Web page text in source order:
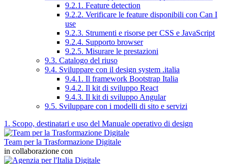
9.2.1. Feature detection
9.2.2. Verificare le feature disponibili con Can I
use
9.2.3. Strumenti e risorse per CSS e JavaScript
9.2.4. Supporto browser
9.2.5. Misurare le prestazioni
9.3. Catalogo del riuso
9.4. Sviluppare con il design system .italia
9.4.1. Il framework Bootstrap Italia
9.4.2. Il kit di sviluppo React
9.4.3. Il kit di sviluppo Angular
9.5. Sviluppare con i modelli di sito e servizi
1. Scopo, destinatari e uso del Manuale operativo di design
Team per la Trasformazione Digitale
in collaborazione con